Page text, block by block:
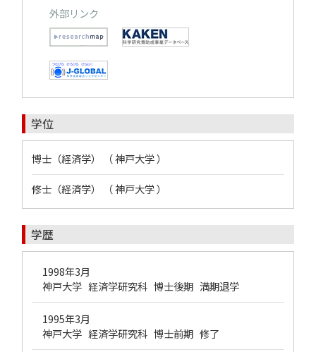
外部リンク
学位
博士（経済学） （ 神戸大学 ）
修士（経済学） （ 神戸大学 ）
学歴
1998年3月
神戸大学 経済学研究科 博士後期 満期退学
1995年3月
神戸大学 経済学研究科 博士前期 修了